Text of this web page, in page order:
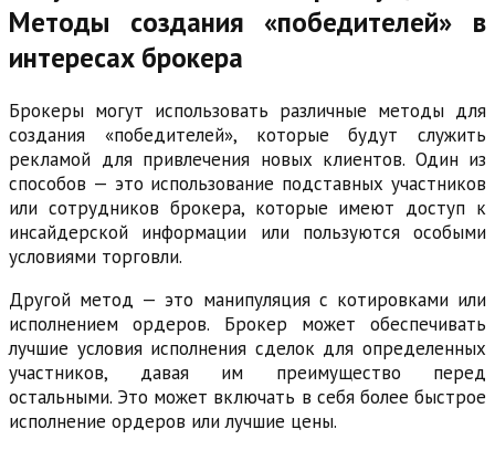
Методы создания «победителей» в
интересах брокера
Брокеры могут использовать различные методы для
создания «победителей», которые будут служить
рекламой для привлечения новых клиентов. Один из
способов — это использование подставных участников
или сотрудников брокера, которые имеют доступ к
инсайдерской информации или пользуются особыми
условиями торговли.
Другой метод — это манипуляция с котировками или
исполнением ордеров. Брокер может обеспечивать
лучшие условия исполнения сделок для определенных
участников, давая им преимущество перед
остальными. Это может включать в себя более быстрое
исполнение ордеров или лучшие цены.